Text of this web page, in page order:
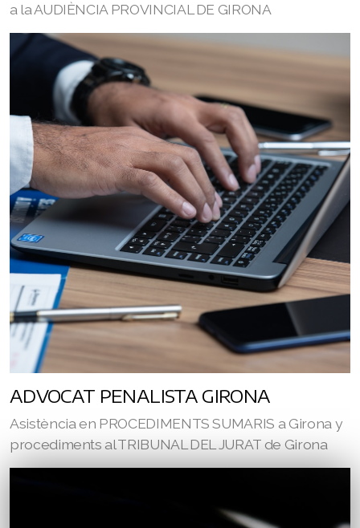
a la AUDIÈNCIA PROVINCIAL DE GIRONA
ADVOCAT PENALISTA GIRONA
Asistència en PROCEDIMENTS SUMARIS a Girona y
procediments al TRIBUNAL DEL JURAT de Girona